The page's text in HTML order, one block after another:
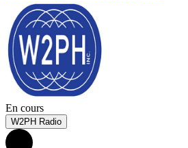
En cours
W2PH Radio